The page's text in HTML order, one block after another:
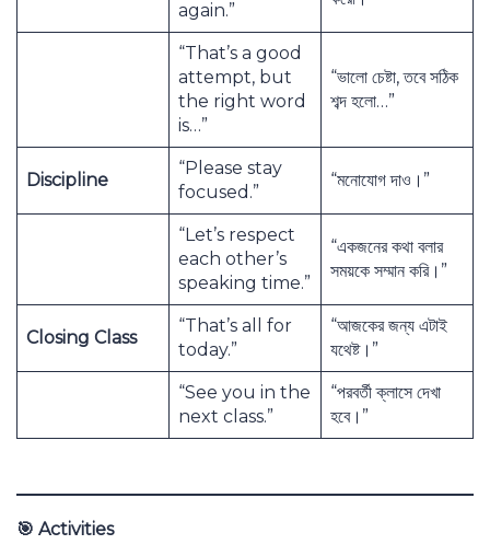
again.”
“That’s a good
attempt, but
the right word
is…”
“ভালো চেষ্টা, তবে সঠিক
শব্দ হলো…”
Discipline
“Please stay
focused.”
“মনোযোগ দাও।”
“Let’s respect
each other’s
speaking time.”
“একজনের কথা বলার
সময়কে সম্মান করি।”
Closing Class
“That’s all for
today.”
“আজকের জন্য এটাই
যথেষ্ট।”
“See you in the
next class.”
“পরবর্তী ক্লাসে দেখা
হবে।”
🎯 Activities